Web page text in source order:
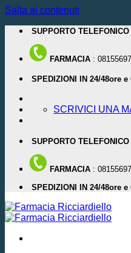
Salta ai contenuti
SUPPORTO TELEFONICO
FARMACIA :
SPEDIZIONI IN 24/48ore
SCRIVICI UNA
SUPPORTO TELEFONICO
FARMACIA :
SPEDIZIONI IN 24/48ore